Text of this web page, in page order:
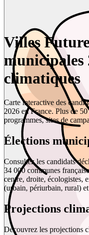
Villes
municipales
climatiques
Carte interactive des
2026 en France. Plus de
programmes, sites de
Élections
Consultez les candidats
34 000 communes
centre, droite, écologistes,
(urbain, périurbain, rural)
Projections
Découvrez les projections